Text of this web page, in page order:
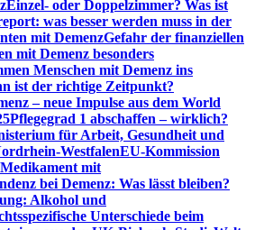
Einzel- oder Doppelzimmer? Was ist
was besser werden muss in der
mit DemenzGefahr der finanziellen
mit Demenz besonders
Menschen mit Demenz ins
ist der richtige Zeitpunkt?
– neue Impulse aus dem World
Pflegegrad 1 abschaffen – wirklich?
für Arbeit, Gesundheit und
WestfalenEU-Kommission
mit
bei Demenz: Was lässt bleiben?
Alkohol und
Unterschiede beim